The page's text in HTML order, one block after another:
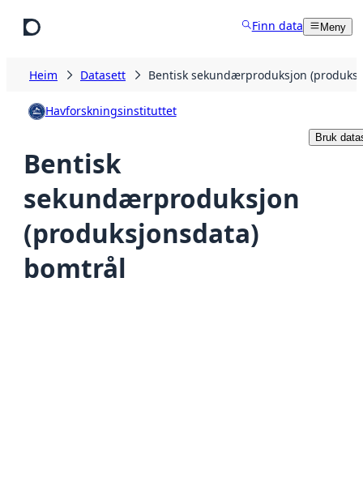
Finn data Meny
Heim Datasett Bentisk sekundærproduksjon
Havforskningsinstituttet
Bentisk
sekundærproduksjon
(produksjonsdata)
bomtrål
Bruk